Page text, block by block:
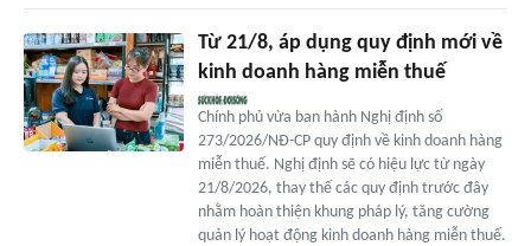
Từ 21/8, áp dụng quy định mới về
kinh doanh hàng miễn thuế
Chính phủ vừa ban hành Nghị định số
273/2026/NĐ-CP quy định về kinh doanh hàng
miễn thuế. Nghị định sẽ có hiệu lực từ ngày
21/8/2026, thay thế các quy định trước đây
nhằm hoàn thiện khung pháp lý, tăng cường
quản lý hoạt động kinh doanh hàng miễn thuế.